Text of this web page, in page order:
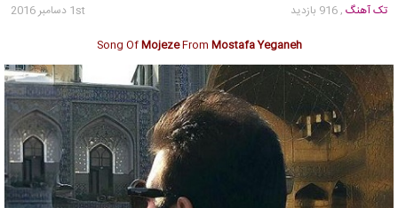
تک آهنگ , 916 بازدید
1st دسامبر 2016
Song OfMojezeFrom Mostafa Yeganeh